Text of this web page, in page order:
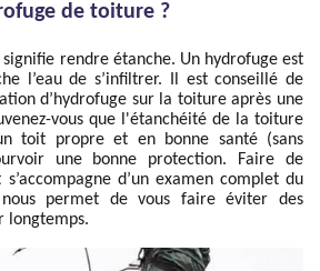
de toiture ?
rendre étanche. Un hydrofuge est
l’eau de s’infiltrer. Il est conseillé de
d’hydrofuge sur la toiture après une
vous que l'étanchéité de la toiture
toit propre et en bonne santé (sans
une bonne protection. Faire de
d’un examen complet du
permet de vous faire éviter des
longtemps.